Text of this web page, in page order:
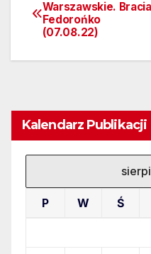
wpisu
Warszawskie. Bracia
Fedorońko
(07.08.22)
Kalendarz Publikacji
P W Ś